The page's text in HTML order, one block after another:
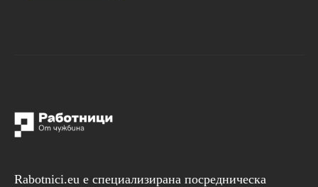
Rabotnici.eu е специализирана посредническа